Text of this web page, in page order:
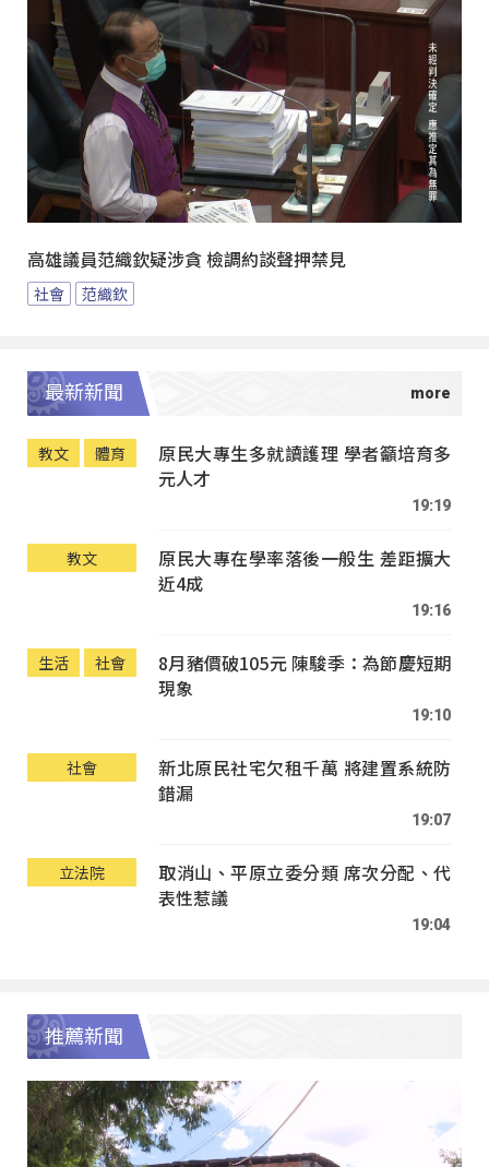
高雄議員范織欽疑涉貪 檢調約談聲押禁見
社會 范織欽
最新新聞
教文 體育
原民大專生多就讀護理 學者籲培育多
元人才
19:19
教文
原民大專在學率落後一般生 差距擴大
近4成
19:16
生活 社會
8月豬價破105元 陳駿季：為節慶短期
現象
19:10
社會
新北原民社宅欠租千萬 將建置系統防
錯漏
19:07
立法院
取消山、平原立委分類 席次分配、代
表性惹議
19:04
推薦新聞